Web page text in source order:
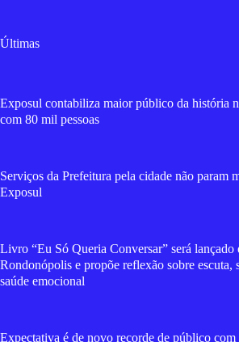
Últimas
Exposul contabiliza maior público da história
com 80 mil pessoas
Serviços da Prefeitura pela cidade não param
Exposul
Livro “Eu Só Queria Conversar” será lançado
Rondonópolis e propõe reflexão sobre escuta,
saúde emocional
Expectativa é de novo recorde de público com